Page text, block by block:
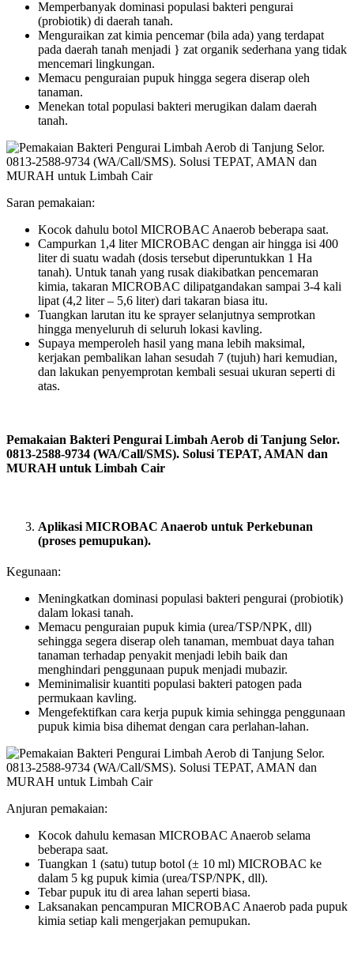
Memperbanyak dominasi populasi bakteri pengurai
(probiotik) di daerah tanah.
Menguraikan zat kimia pencemar (bila ada) yang terdapat
pada daerah tanah menjadi } zat organik sederhana yang tidak
mencemari lingkungan.
Memacu penguraian pupuk hingga segera diserap oleh
tanaman.
Menekan total populasi bakteri merugikan dalam daerah
tanah.
Saran pemakaian:
Kocok dahulu botol MICROBAC Anaerob beberapa saat.
Campurkan 1,4 liter MICROBAC dengan air hingga isi 400
liter di suatu wadah (dosis tersebut diperuntukkan 1 Ha
tanah). Untuk tanah yang rusak diakibatkan pencemaran
kimia, takaran MICROBAC dilipatgandakan sampai 3-4 kali
lipat (4,2 liter – 5,6 liter) dari takaran biasa itu.
Tuangkan larutan itu ke sprayer selanjutnya semprotkan
hingga menyeluruh di seluruh lokasi kavling.
Supaya memperoleh hasil yang mana lebih maksimal,
kerjakan pembalikan lahan sesudah 7 (tujuh) hari kemudian,
dan lakukan penyemprotan kembali sesuai ukuran seperti di
atas.
Pemakaian Bakteri Pengurai Limbah Aerob di Tanjung Selor.
0813-2588-9734 (WA/Call/SMS). Solusi TEPAT, AMAN dan
MURAH untuk Limbah Cair
Aplikasi MICROBAC Anaerob untuk Perkebunan
(proses pemupukan).
Kegunaan:
Meningkatkan dominasi populasi bakteri pengurai (probiotik)
dalam lokasi tanah.
Memacu penguraian pupuk kimia (urea/TSP/NPK, dll)
sehingga segera diserap oleh tanaman, membuat daya tahan
tanaman terhadap penyakit menjadi lebih baik dan
menghindari penggunaan pupuk menjadi mubazir.
Meminimalisir kuantiti populasi bakteri patogen pada
permukaan kavling.
Mengefektifkan cara kerja pupuk kimia sehingga penggunaan
pupuk kimia bisa dihemat dengan cara perlahan-lahan.
Anjuran pemakaian:
Kocok dahulu kemasan MICROBAC Anaerob selama
beberapa saat.
Tuangkan 1 (satu) tutup botol (± 10 ml) MICROBAC ke
dalam 5 kg pupuk kimia (urea/TSP/NPK, dll).
Tebar pupuk itu di area lahan seperti biasa.
Laksanakan pencampuran MICROBAC Anaerob pada pupuk
kimia setiap kali mengerjakan pemupukan.